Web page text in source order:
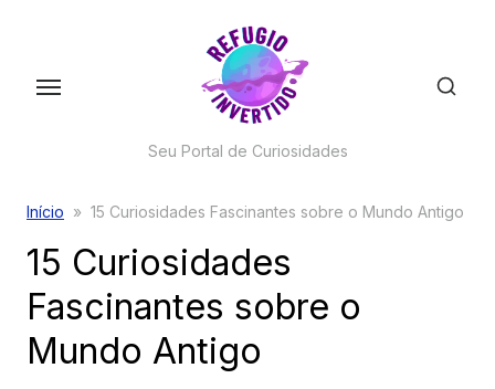
Seu Portal de Curiosidades
Início » 15 Curiosidades Fascinantes sobre o Mundo Antigo
15 Curiosidades
Fascinantes sobre o
Mundo Antigo